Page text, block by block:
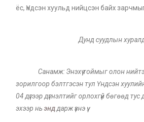
ёс, Үндсэн хуульд нийцсэн байх
Дунд суудлын
Санамж: Энэхүү тоймыг олон нийтэд
зорилгоор бэлтгэсэн тул Үндсэн
04 дүгээр дүгнэлтийг орлохгүй бөгөөд тус
эхээр ньэнд дарж үзнэ үү.